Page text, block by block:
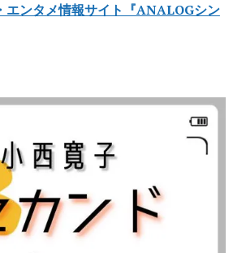
エンタメ情報サイト『ANALOGシン